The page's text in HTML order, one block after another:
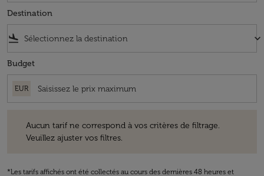
Destination
flight_land keyboard_arrow_down
Budget
EUR
Aucun tarif ne correspond à vos critères de filtrage.
Veuillez ajuster vos filtres.
*Les tarifs affichés ont été collectés au cours des dernières 48 heures et